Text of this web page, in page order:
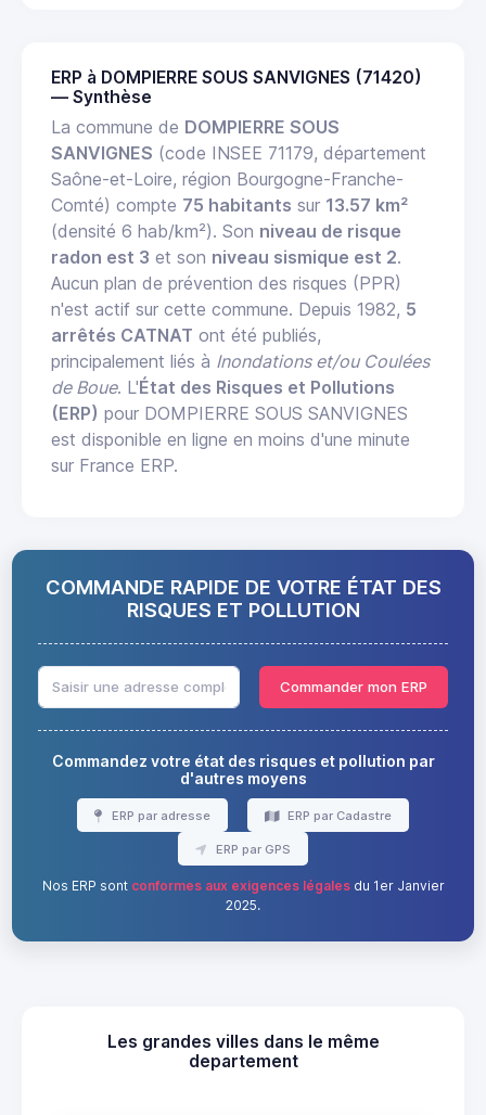
ERP à DOMPIERRE SOUS SANVIGNES (71420)
— Synthèse
La commune de DOMPIERRE SOUS
SANVIGNES (code INSEE 71179, département
Saône-et-Loire, région Bourgogne-Franche-
Comté) compte 75 habitants sur 13.57 km²
(densité 6 hab/km²). Son niveau de risque
radon est 3 et son niveau sismique est 2.
Aucun plan de prévention des risques (PPR)
n'est actif sur cette commune. Depuis 1982, 5
arrêtés CATNAT ont été publiés,
principalement liés à Inondations et/ou Coulées
de Boue. L'État des Risques et Pollutions
(ERP) pour DOMPIERRE SOUS SANVIGNES
est disponible en ligne en moins d'une minute
sur France ERP.
COMMANDE RAPIDE DE VOTRE ÉTAT DES
RISQUES ET POLLUTION
Commander mon ERP
Commandez votre état des risques et pollution par
d'autres moyens
ERP par adresse ERP par Cadastre
ERP par GPS
Nos ERP sont conformes aux exigences légalesdu 1er Janvier
2025.
Les grandes villes dans le même
departement